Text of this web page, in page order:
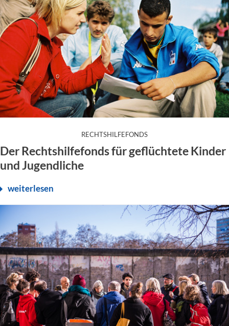
RECHTSHILFEFONDS:
Der Rechtshilfefonds für geflüchtete Kinder
und Jugendliche
weiterlesen